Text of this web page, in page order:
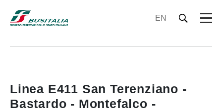
EN
Linea E411 San Terenziano -
Bastardo - Montefalco -